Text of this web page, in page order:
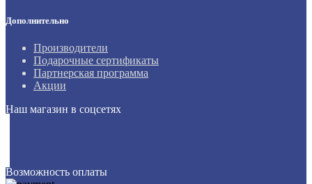
Дополнительно
Производители
Подарочные сертификаты
Партнерская программа
Акции
Наш магазин в соцсетях
Возможность оплаты